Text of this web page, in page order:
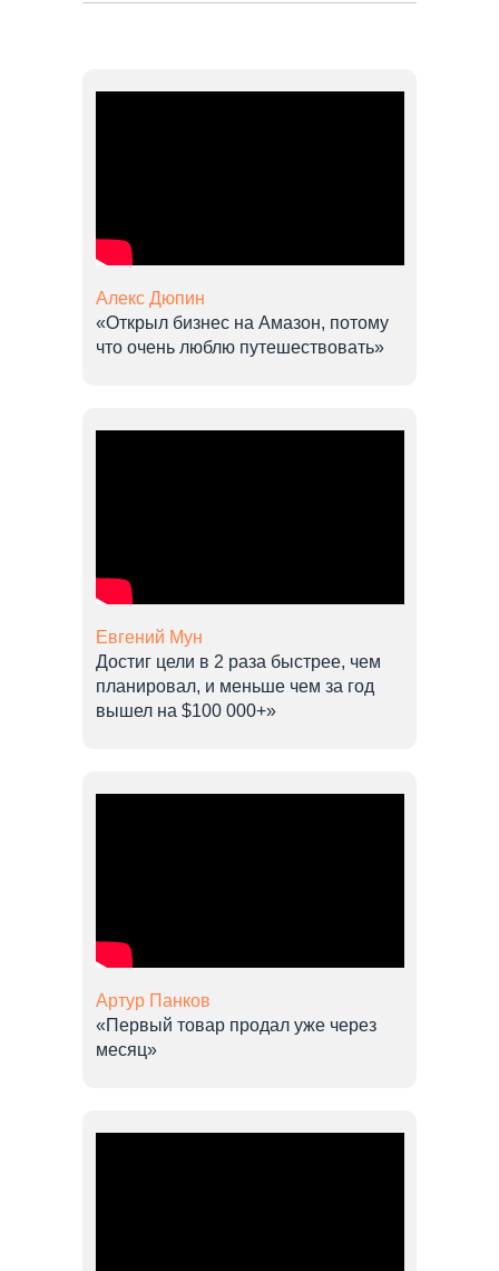
Алекс Дюпин
«Открыл бизнес на Амазон, потому
что очень люблю путешествовать»
Евгений Мун
Достиг цели в 2 раза быстрее, чем
планировал, и меньше чем за год
вышел на $100 000+»
Артур Панков
«Первый товар продал уже через
месяц»